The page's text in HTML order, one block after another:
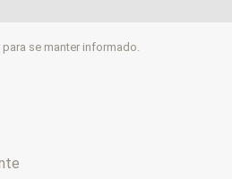
se manter informado.